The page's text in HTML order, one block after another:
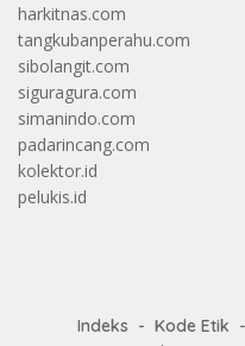
harkitnas.com
tangkubanperahu.com
sibolangit.com
siguragura.com
simanindo.com
padarincang.com
kolektor.id
pelukis.id
Indeks Kode Etik